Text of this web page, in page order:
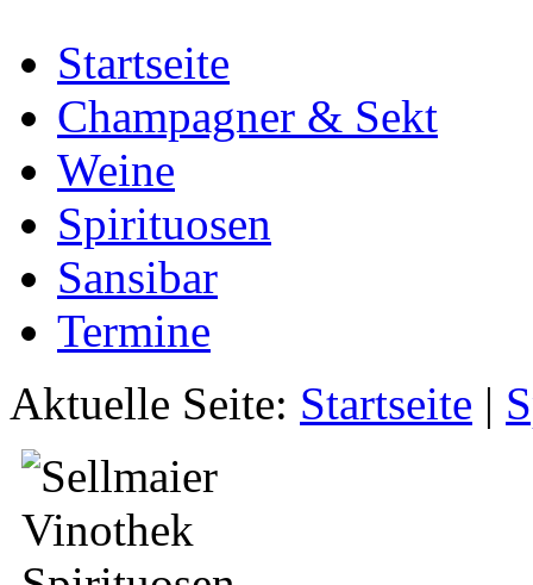
Startseite
Champagner & Sekt
Weine
Spirituosen
Sansibar
Termine
Aktuelle Seite: Startseite |